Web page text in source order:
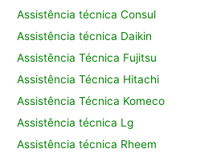
Assistência técnica Consul
Assistência técnica Daikin
Assistência Técnica Fujitsu
Assistência Técnica Hitachi
Assistência Técnica Komeco
Assistência técnica Lg
Assistência técnica Rheem